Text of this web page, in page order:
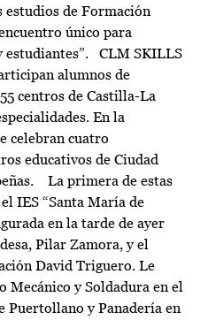
de Formación
único para
estudiantes”. CLM SKILLS
alumnos de
centros de Castilla-La
En la
celebran cuatro
educativos de Ciudad
La primera de estas
IES “Santa María de
en la tarde de ayer
Pilar Zamora, y el
David Triguero. Le
Mecánico y Soldadura en el
Puertollano y Panadería en